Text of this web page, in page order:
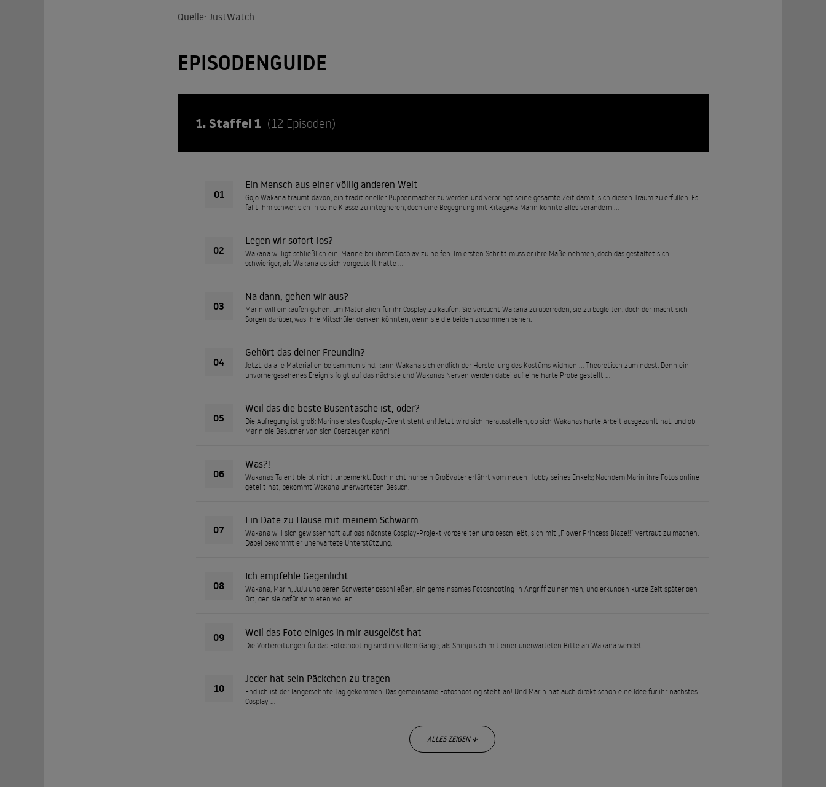
Quelle: JustWatch
EPISODENGUIDE
1. Staffel 1 (12 Episoden)
01
Ein Mensch aus einer völlig anderen Welt
Gojo Wakana träumt davon, ein traditioneller Puppenmacher zu werden und verbringt seine gesamte Zeit damit, sich diesen Traum zu erfüllen. Es
fällt ihm schwer, sich in seine Klasse zu integrieren, doch eine Begegnung mit Kitagawa Marin könnte alles verändern …
02
Legen wir sofort los?
Wakana willigt schließlich ein, Marine bei ihrem Cosplay zu helfen. Im ersten Schritt muss er ihre Maße nehmen, doch das gestaltet sich
schwieriger, als Wakana es sich vorgestellt hatte …
03
Na dann, gehen wir aus?
Marin will einkaufen gehen, um Materialien für ihr Cosplay zu kaufen. Sie versucht Wakana zu überreden, sie zu begleiten, doch der macht sich
Sorgen darüber, was ihre Mitschüler denken könnten, wenn sie die beiden zusammen sehen.
04
Gehört das deiner Freundin?
Jetzt, da alle Materialien beisammen sind, kann Wakana sich endlich der Herstellung des Kostüms widmen … Theoretisch zumindest. Denn ein
unvorhergesehenes Ereignis folgt auf das nächste und Wakanas Nerven werden dabei auf eine harte Probe gestellt …
05
Weil das die beste Busentasche ist, oder?
Die Aufregung ist groß: Marins erstes Cosplay-Event steht an! Jetzt wird sich herausstellen, ob sich Wakanas harte Arbeit ausgezahlt hat, und ob
Marin die Besucher von sich überzeugen kann!
06
Was?!
Wakanas Talent bleibt nicht unbemerkt. Doch nicht nur sein Großvater erfährt vom neuen Hobby seines Enkels; Nachdem Marin ihre Fotos online
geteilt hat, bekommt Wakana unerwarteten Besuch.
07
Ein Date zu Hause mit meinem Schwarm
Wakana will sich gewissenhaft auf das nächste Cosplay-Projekt vorbereiten und beschließt, sich mit „Flower Princess Blaze!!“ vertraut zu machen.
Dabei bekommt er unerwartete Unterstützung.
08
Ich empfehle Gegenlicht
Wakana, Marin, JuJu und deren Schwester beschließen, ein gemeinsames Fotoshooting in Angriff zu nehmen, und erkunden kurze Zeit später den
Ort, den sie dafür anmieten wollen.
09 Weil das Foto einiges in mir ausgelöst hat
Die Vorbereitungen für das Fotoshooting sind in vollem Gange, als Shinju sich mit einer unerwarteten Bitte an Wakana wendet.
10
Jeder hat sein Päckchen zu tragen
Endlich ist der langersehnte Tag gekommen: Das gemeinsame Fotoshooting steht an! Und Marin hat auch direkt schon eine Idee für ihr nächstes
Cosplay …
ALLES ZEIGEN ↓